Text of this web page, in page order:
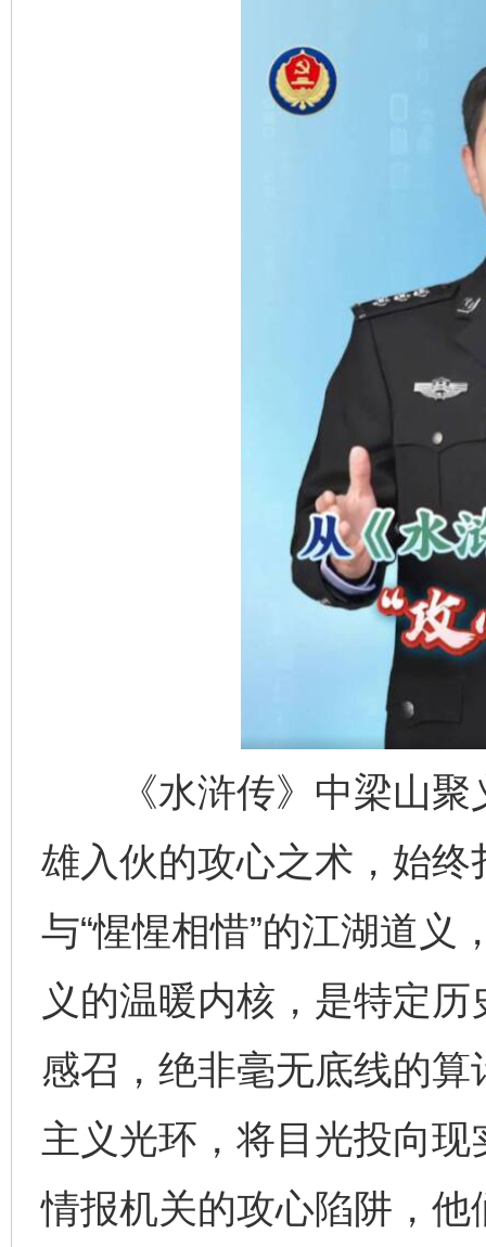
《水浒传》中梁山聚
雄入伙的攻心之术，始终
与“惺惺相惜”的江湖道义
义的温暖内核，是特定
感召，绝非毫无底线的
主义光环，将目光投向
情报机关的攻心陷阱，